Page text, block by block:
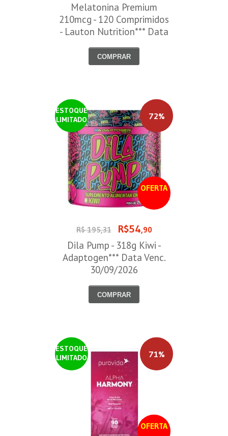
Melatonina Premium
210mcg - 120 Comprimidos
- Lauton Nutrition*** Data
COMPRAR
ESTOQUE
LIMITADO
OFERTA
72%
R$ 195,31 R$54,90
Dila Pump - 318g Kiwi -
Adaptogen*** Data Venc.
30/09/2026
COMPRAR
ESTOQUE
LIMITADO
OFERTA
71%